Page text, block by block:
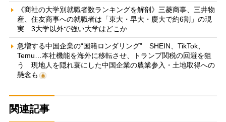
《商社の大学別就職者数ランキングを解剖》三菱商事、三井物
産、住友商事への就職者は「東大・早大・慶大で約6割」の現
実 3大学以外で強い大学はどこか
急増する中国企業の“国籍ロンダリング” SHEIN、TikTok、
Temu…本社機能を海外に移転させ、トランプ関税の回避を狙
う 現地人を隠れ蓑にした中国企業の農業参入・土地取得への
懸念も
関連記事